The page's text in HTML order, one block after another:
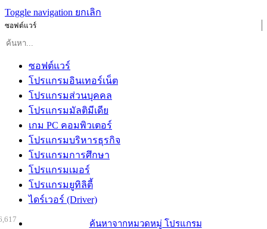
Toggle navigation ยกเลิก
ซอฟต์แวร์
ซอฟต์แวร์
โปรแกรมอินเทอร์เน็ต
โปรแกรมส่วนบุคคล
โปรแกรมมัลติมีเดีย
เกม PC คอมพิวเตอร์
โปรแกรมบริหารธุรกิจ
โปรแกรมการศึกษา
โปรแกรมเมอร์
โปรแกรมยูทิลิตี้
ไดร์เวอร์ (Driver)
ค้นหาจากหมวดหมู่ โปรแกรม